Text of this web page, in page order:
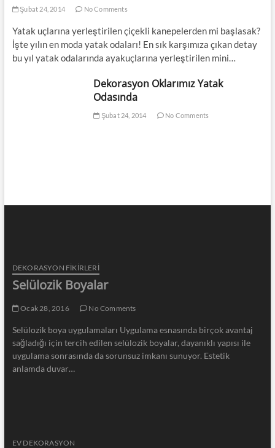
Şubat 24, 2014 No Comments
Yatak uçlarına yerleştirilen çiçekli kanepelerden mi başlasak?
İşte yılın en moda yatak odaları! En sık karşımıza çıkan detay
bu yıl yatak odalarında ayakuçlarına yerleştirilen mini…
Dekorasyon Oklarımız Yatak
Odasında
Şubat 24, 2014 No Comments
DEKORASYON FİKİRLERİ
Selülozik Boyalar
Ocak 28, 2016 No Comments
Selülozik boya uygulamaları Uygulama esnasında birçok avantaj
sağladığı için tercih edilen selülozik boyalar, dayanıklı yapısı ile
uygulama sonrasında da sorunsuz imkanı sunuyor. Estetik
anlamda duvar…
EV DEKORASYON